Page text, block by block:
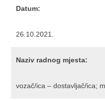
Datum:
26.10.2021.
Naziv radnog mjesta:
vozač/ica – dostavljač/ica;